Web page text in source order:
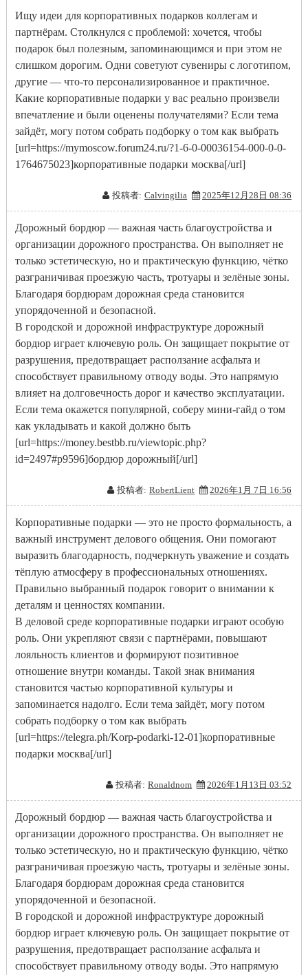
Ищу идеи для корпоративных подарков коллегам и
партнёрам. Столкнулся с проблемой: хочется, чтобы
подарок был полезным, запоминающимся и при этом не
слишком дорогим. Одни советуют сувениры с логотипом,
другие — что-то персонализированное и практичное.
Какие корпоративные подарки у вас реально произвели
впечатление и были оценены получателями? Если тема
зайдёт, могу потом собрать подборку о том как выбрать
[url=https://mymoscow.forum24.ru/?1-6-0-00036154-000-0-0-
1764675023]корпоративные подарки москва[/url]
投稿者: Calvingilia 2025年12月28日 08:36
Дорожный бордюр — важная часть благоустройства и
организации дорожного пространства. Он выполняет не
только эстетическую, но и практическую функцию, чётко
разграничивая проезжую часть, тротуары и зелёные зоны.
Благодаря бордюрам дорожная среда становится
упорядоченной и безопасной.
В городской и дорожной инфраструктуре дорожный
бордюр играет ключевую роль. Он защищает покрытие от
разрушения, предотвращает расползание асфальта и
способствует правильному отводу воды. Это напрямую
влияет на долговечность дорог и качество эксплуатации.
Если тема окажется популярной, соберу мини-гайд о том
как укладывать и какой должно быть
[url=https://money.bestbb.ru/viewtopic.php?
id=2497#p9596]бордюр дорожный[/url]
投稿者: RobertLient 2026年1月 7日 16:56
Корпоративные подарки — это не просто формальность, а
важный инструмент делового общения. Они помогают
выразить благодарность, подчеркнуть уважение и создать
тёплую атмосферу в профессиональных отношениях.
Правильно выбранный подарок говорит о внимании к
деталям и ценностях компании.
В деловой среде корпоративные подарки играют особую
роль. Они укрепляют связи с партнёрами, повышают
лояльность клиентов и формируют позитивное
отношение внутри команды. Такой знак внимания
становится частью корпоративной культуры и
запоминается надолго. Если тема зайдёт, могу потом
собрать подборку о том как выбрать
[url=https://telegra.ph/Korp-podarki-12-01]корпоративные
подарки москва[/url]
投稿者: Ronaldnom 2026年1月13日 03:52
Дорожный бордюр — важная часть благоустройства и
организации дорожного пространства. Он выполняет не
только эстетическую, но и практическую функцию, чётко
разграничивая проезжую часть, тротуары и зелёные зоны.
Благодаря бордюрам дорожная среда становится
упорядоченной и безопасной.
В городской и дорожной инфраструктуре дорожный
бордюр играет ключевую роль. Он защищает покрытие от
разрушения, предотвращает расползание асфальта и
способствует правильному отводу воды. Это напрямую